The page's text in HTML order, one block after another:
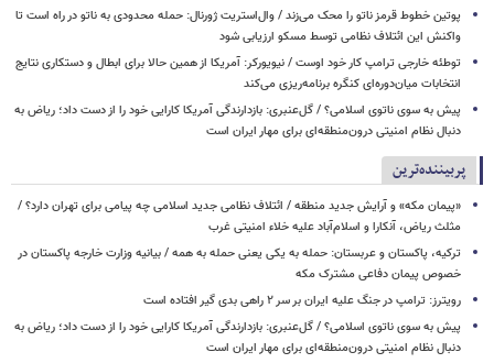
پوتین خطوط قرمز ناتو را محک می‌زند / وال‌استریت ژورنال: حمله محدودی به ناتو در راه است تا
واکنش این ائتلاف نظامی توسط مسکو ارزیابی شود
توطئه خارجی ترامپ کار خود اوست / نیویورکر: آمریکا از همین حالا برای ابطال و دستکاری نتایج
انتخابات میان‌دوره‌ای کنگره برنامه‌ریزی می‌کند
پیش به سوی ناتوی اسلامی؟ / گل‌عنبری: بازدارندگی آمریکا کارایی خود را از دست داد؛ ریاض به
دنبال نظام امنیتی درون‌منطقه‌ای برای مهار ایران است
پربیننده‌ترین
«پیمان مکه» و آرایش جدید منطقه / ائتلاف نظامی جدید اسلامی چه پیامی برای تهران دارد؟ /
مثلث ریاض، آنکارا و اسلام‌آباد علیه خلاء امنیتی غرب
ترکیه، پاکستان و عربستان: حمله به یکی یعنی حمله به همه / بیانیه وزارت خارجه پاکستان در
خصوص پیمان دفاعی مشترک مکه
رویترز: ترامپ در جنگ علیه ایران بر سر ۲ راهی بدی گیر افتاده است
پیش به سوی ناتوی اسلامی؟ / گل‌عنبری: بازدارندگی آمریکا کارایی خود را از دست داد؛ ریاض به
دنبال نظام امنیتی درون‌منطقه‌ای برای مهار ایران است